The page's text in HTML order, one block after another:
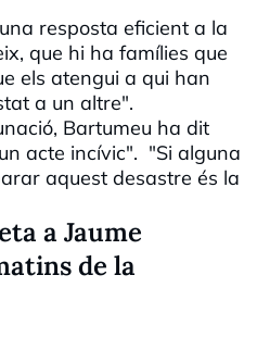
resposta eficient a la
que hi ha famílies que
els atengui a qui han
a un altre".
Bartumeu ha dit
acte incívic". "Si alguna
aquest desastre és la
a Jaume
de la